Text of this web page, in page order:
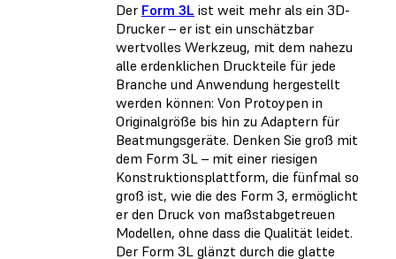
Der Form 3L ist weit mehr als ein 3D-
Drucker – er ist ein unschätzbar
wertvolles Werkzeug, mit dem nahezu
alle erdenklichen Druckteile für jede
Branche und Anwendung hergestellt
werden können: Von Protoypen in
Originalgröße bis hin zu Adaptern für
Beatmungsgeräte. Denken Sie groß mit
dem Form 3L – mit einer riesigen
Konstruktionsplattform, die fünfmal so
groß ist, wie die des Form 3, ermöglicht
er den Druck von maßstabgetreuen
Modellen, ohne dass die Qualität leidet.
Der Form 3L glänzt durch die glatte